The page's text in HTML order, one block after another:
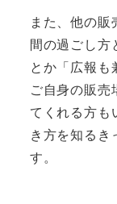
また、他の
間の過ごし方
とか「広報も
ご自身の販売
てくれる方も
き方を知るき
す。